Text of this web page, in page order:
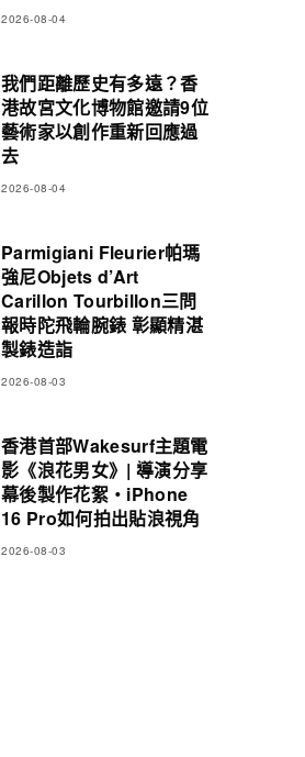
2026-08-04
我們距離歷史有多遠？香
港故宮文化博物館邀請9位
藝術家以創作重新回應過
去
2026-08-04
Parmigiani Fleurier帕瑪
強尼Objets d’Art
Carillon Tourbillon三問
報時陀飛輪腕錶 彰顯精湛
製錶造詣
2026-08-03
香港首部Wakesurf主題電
影《浪花男女》| 導演分享
幕後製作花絮・iPhone
16 Pro如何拍出貼浪視角
2026-08-03